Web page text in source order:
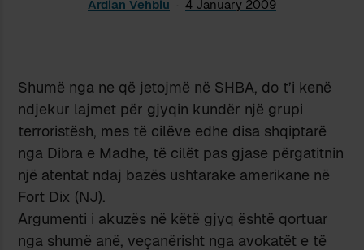
Ardian Vehbiu 4 January 2009
Shumë nga ne që jetojmë në SHBA, do t’i kenë
ndjekur lajmet për gjyqin kundër një grupi
terroristësh, mes të cilëve edhe disa shqiptarë
nga Dibra e Madhe, të cilët pas gjase përgatitnin
një atentat ndaj bazës ushtarake amerikane në
Fort Dix (NJ).
Argumenti i akuzës në këtë gjyq është qortuar
nga shumë anë, veçanërisht nga avokatët e të